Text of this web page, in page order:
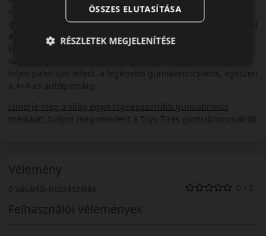
szerelésre. Több távol-keleti autómárka után már az európai
gyártók is előszeretettel kínálják TOYO gumiabroncsokkal az új
autóikat. A legelismertebb teszteken évről-évre a legjobbak
között szerepelnek a TOYO gumiabroncsok, legyen szó nyári-,
vagy téli gumiról. A TOYO autógumi kínálata a személyautók
teljes palettáját lefedi, a legkisebb gumiabroncsoktól, egészen
a 4×4-es autógumikig.
Ismerje meg a világ egyik legnépszerűbb gumiabroncs
márkáját, tudjon meg mindent a Toyo Tires gumiabroncsokról!
Vélemény
0 vásárlói hozzászólás 0 / 5
Felhasználói vélemények
ÖSSZES ELUTASÍTÁSA
RÉSZLETEK MEGJELENÍTÉSE